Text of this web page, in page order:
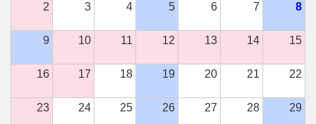
2 3 4 5 6 7 8
9 10 11 12 13 14 15
16 17 18 19 20 21 22
23 24 25 26 27 28 29